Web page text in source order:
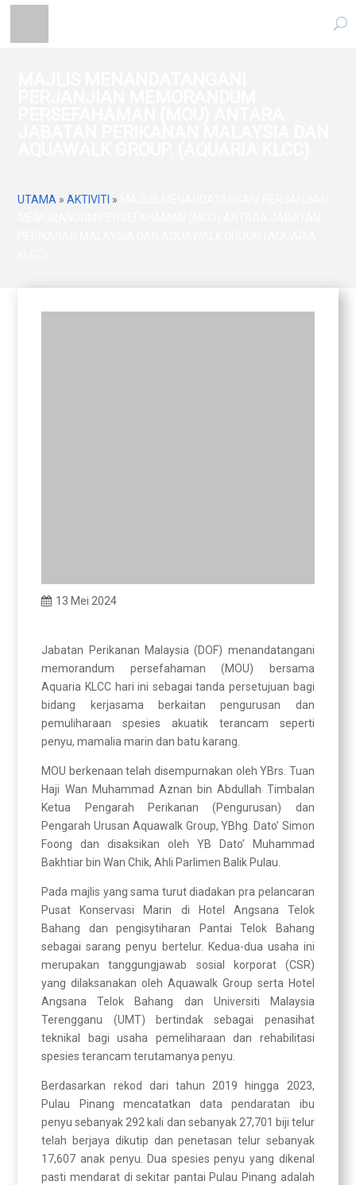
UTAMA »AKTIVITI »
13 Mei 2024
Jabatan Perikanan Malaysia (DOF) menandatangani
memorandum persefahaman (MOU) bersama
Aquaria KLCC hari ini sebagai tanda persetujuan bagi
bidang kerjasama berkaitan pengurusan dan
pemuliharaan spesies akuatik terancam seperti
penyu, mamalia marin dan batu karang.
MOU berkenaan telah disempurnakan oleh YBrs. Tuan
Haji Wan Muhammad Aznan bin Abdullah Timbalan
Ketua Pengarah Perikanan (Pengurusan) dan
Pengarah Urusan Aquawalk Group, YBhg. Dato’ Simon
Foong dan disaksikan oleh YB Dato’ Muhammad
Bakhtiar bin Wan Chik, Ahli Parlimen Balik Pulau.
Pada majlis yang sama turut diadakan pra pelancaran
Pusat Konservasi Marin di Hotel Angsana Telok
Bahang dan pengisytiharan Pantai Telok Bahang
sebagai sarang penyu bertelur. Kedua-dua usaha ini
merupakan tanggungjawab sosial korporat (CSR)
yang dilaksanakan oleh Aquawalk Group serta Hotel
Angsana Telok Bahang dan Universiti Malaysia
Terengganu (UMT) bertindak sebagai penasihat
teknikal bagi usaha pemeliharaan dan rehabilitasi
spesies terancam terutamanya penyu.
Berdasarkan rekod dari tahun 2019 hingga 2023,
Pulau Pinang mencatatkan data pendaratan ibu
penyu sebanyak 292 kali dan sebanyak 27,701 biji telur
telah berjaya dikutip dan penetasan telur sebanyak
17,607 anak penyu. Dua spesies penyu yang dikenal
pasti mendarat di sekitar pantai Pulau Pinang adalah